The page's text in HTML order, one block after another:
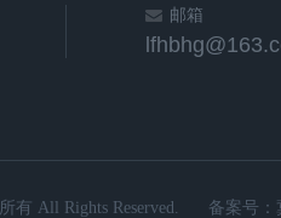
邮箱
有 All Rights Reserved. 备案号：